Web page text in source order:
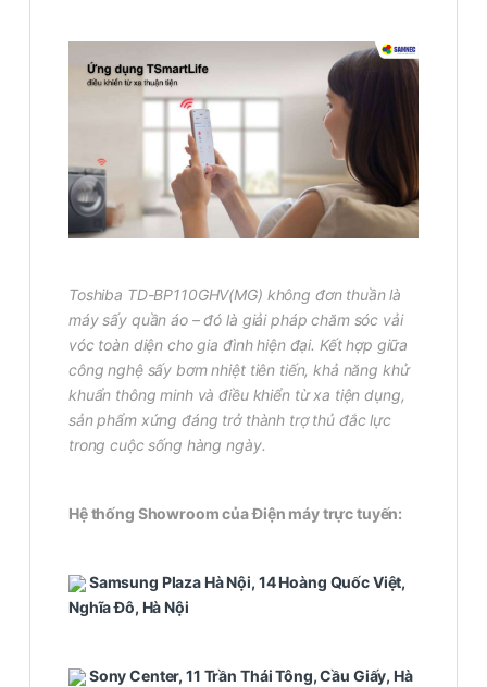
Toshiba TD-BP110GHV(MG) không đơn thuần là
máy sấy quần áo – đó là giải pháp chăm sóc vải
vóc toàn diện cho gia đình hiện đại. Kết hợp giữa
công nghệ sấy bơm nhiệt tiên tiến, khả năng khử
khuẩn thông minh và điều khiển từ xa tiện dụng,
sản phẩm xứng đáng trở thành trợ thủ đắc lực
trong cuộc sống hàng ngày.
Hệ thống Showroom của Điện máy trực tuyến:
Samsung Plaza Hà Nội, 14 Hoàng Quốc Việt,
Nghĩa Đô, Hà Nội
Sony Center, 11 Trần Thái Tông, Cầu Giấy, Hà